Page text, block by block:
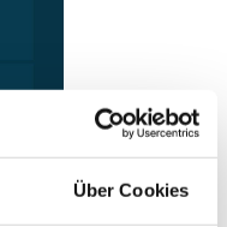
Über Cookies